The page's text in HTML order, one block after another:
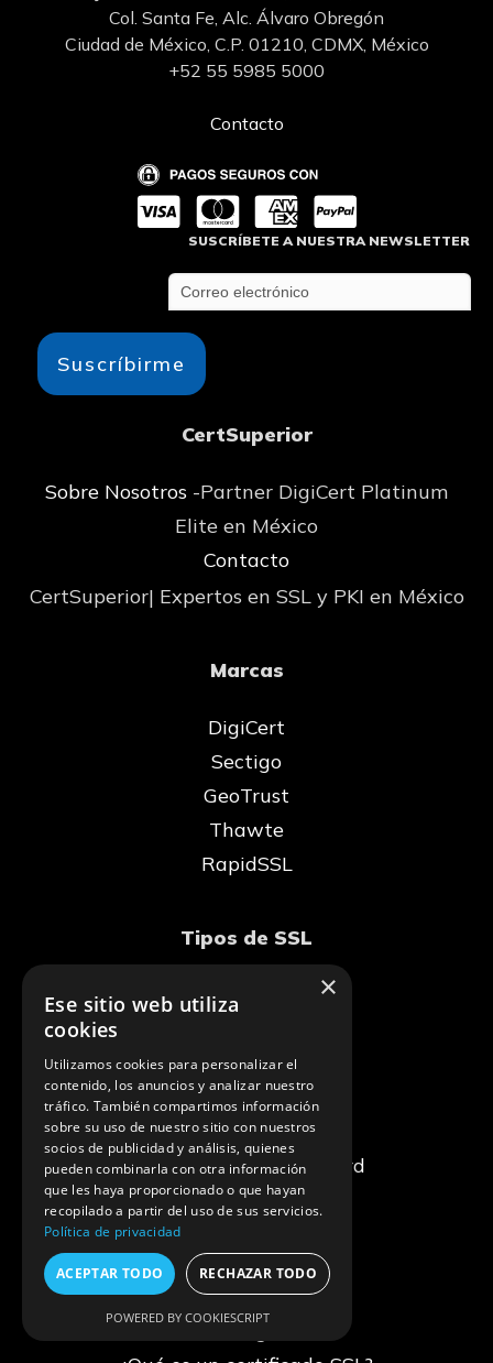
Col. Santa Fe, Alc. Álvaro Obregón
Ciudad de México, C.P. 01210, CDMX, México
+52 55 5985 5000
Contacto
SUSCRÍBETE A NUESTRA NEWSLETTER
Suscríbirme
CertSuperior
Sobre Nosotros -Partner DigiCert Platinum
Elite en México
Contacto
CertSuperior| Expertos en SSL y PKI en México
Marcas
DigiCert
Sectigo
GeoTrust
Thawte
RapidSSL
Tipos de SSL
EV SSL
DV SSL
Wildcard
Multi-domain
Multi-domain + Wildcard
SSL Gratis
Recursos
Blog
×
Ese sitio web utiliza
cookies
Utilizamos cookies para personalizar el
contenido, los anuncios y analizar nuestro
tráfico. También compartimos información
sobre su uso de nuestro sitio con nuestros
socios de publicidad y análisis, quienes
pueden combinarla con otra información
que les haya proporcionado o que hayan
recopilado a partir del uso de sus servicios.
Política de privacidad
ACEPTAR TODO RECHAZAR TODO
POWERED BY COOKIESCRIPT